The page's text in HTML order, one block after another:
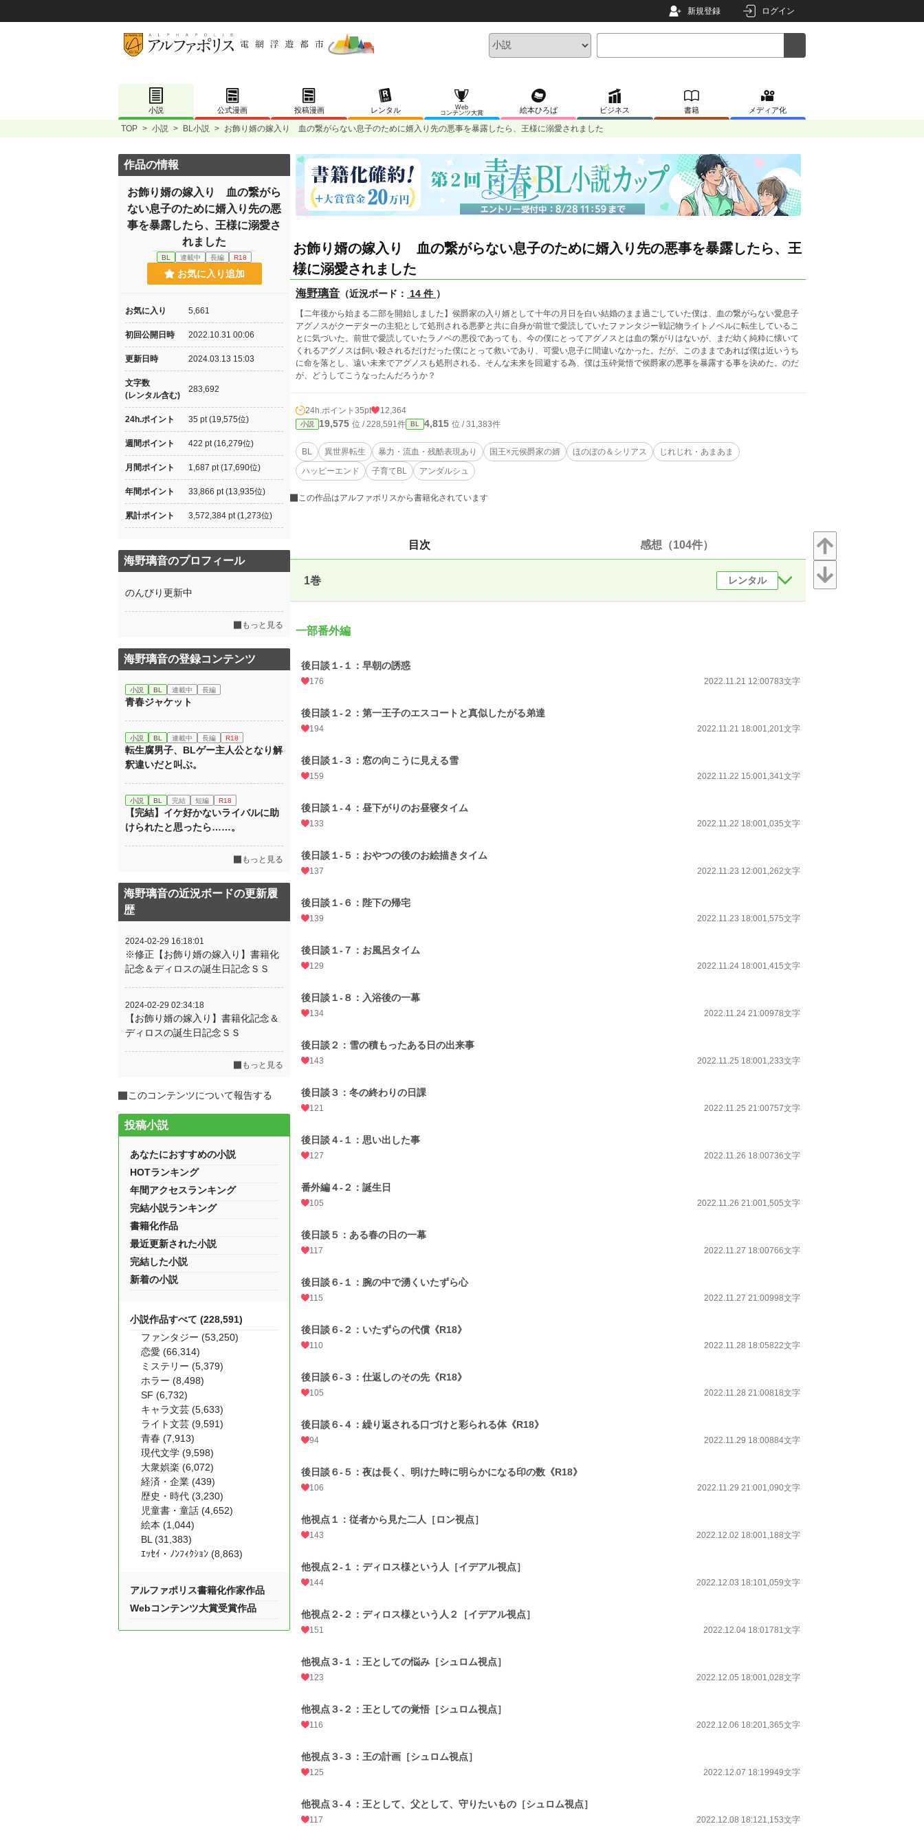
新規登録 ログイン
小説 公式漫画 投稿漫画 レンタル
Web
コンテンツ大賞
絵本ひろば ビジネス 書籍 メディア化
TOP > 小説 > BL小説 > お飾り婿の嫁入り 血の繋がらない息子のために婿入り先の悪事を暴露したら、王様に溺愛されました
お飾り婿の嫁入り 血の繋がらない息子のために婿入り先の悪事を暴露したら、王
様に溺愛されました
海野璃音 （近況ボード： 14 件 ）
【二年後から始まる二部を開始しました】侯爵家の入り婿として十年の月日を白い結婚のまま過ごしていた僕は、血の繋がらない愛息子
アグノスがクーデターの主犯として処刑される悪夢と共に自身が前世で愛読していたファンタジー戦記物ライトノベルに転生しているこ
とに気づいた。前世で愛読していたラノベの悪役であっても、今の僕にとってアグノスとは血の繋がりはないが、まだ幼く純粋に懐いて
くれるアグノスは飼い殺されるだけだった僕にとって救いであり、可愛い息子に間違いなかった。だが、このままであれば僕は近いうち
に命を落とし、遠い未来でアグノスも処刑される。そんな未来を回避する為、僕は玉砕覚悟で侯爵家の悪事を暴露する事を決めた。のだ
が、どうしてこうなったんだろうか？
24h.ポイント 35pt 12,364
小説 19,575 位 / 228,591件 BL 4,815 位 / 31,383件
BL 異世界転生 暴力・流血・残酷表現あり 国王×元侯爵家の婿 ほのぼの＆シリアス
じれじれ・あまあま
ハッピーエンド
子育てBL アンダルシュ
この作品はアルファポリスから書籍化されています
目次 感想（104件）
1巻 レンタル
一部番外編
後日談１-１：早朝の誘惑
176 2022.11.21 12:00783文字
後日談１-２：第一王子のエスコートと真似したがる弟達
194 2022.11.21 18:001,201文字
後日談１-３：窓の向こうに見える雪
159 2022.11.22 15:001,341文字
後日談１-４：昼下がりのお昼寝タイム
133 2022.11.22 18:001,035文字
後日談１-５：おやつの後のお絵描きタイム
137 2022.11.23 12:001,262文字
後日談１-６：陛下の帰宅
139 2022.11.23 18:001,575文字
後日談１-７：お風呂タイム
129 2022.11.24 18:001,415文字
後日談１-８：入浴後の一幕
134 2022.11.24 21:00978文字
後日談２：雪の積もったある日の出来事
143 2022.11.25 18:001,233文字
後日談３：冬の終わりの日課
121 2022.11.25 21:00757文字
後日談４-１：思い出した事
127 2022.11.26 18:00736文字
番外編４-２：誕生日
105 2022.11.26 21:001,505文字
後日談５：ある春の日の一幕
117 2022.11.27 18:00766文字
後日談６-１：腕の中で湧くいたずら心
115 2022.11.27 21:00998文字
後日談６-２：いたずらの代償《R18》
110 2022.11.28 18:05822文字
後日談６-３：仕返しのその先《R18》
105 2022.11.28 21:00818文字
後日談６-４：繰り返される口づけと彩られる体《R18》
94 2022.11.29 18:00884文字
後日談６-５：夜は長く、明けた時に明らかになる印の数《R18》
106 2022.11.29 21:001,090文字
他視点１：従者から見た二人［ロン視点］
143 2022.12.02 18:001,188文字
他視点２-１：ディロス様という人［イデアル視点］
144 2022.12.03 18:101,059文字
他視点２-２：ディロス様という人２［イデアル視点］
151 2022.12.04 18:01781文字
他視点３-１：王としての悩み［シュロム視点］
123 2022.12.05 18:001,028文字
他視点３-２：王としての覚悟［シュロム視点］
116 2022.12.06 18:201,365文字
他視点３-３：王の計画［シュロム視点］
125 2022.12.07 18:19949文字
他視点３-４：王として、父として、守りたいもの［シュロム視点］
117 2022.12.08 18:121,153文字
作品の情報
お飾り婿の嫁入り 血の繋がら
ない息子のために婿入り先の悪
事を暴露したら、王様に溺愛さ
れました
BL 連載中 長編 R18
お気に入り追加
お気に入り 5,661
初回公開日時 2022.10.31 00:06
更新日時 2024.03.13 15:03
文字数
(レンタル含む)
283,692
24h.ポイント 35 pt (19,575位)
週間ポイント 422 pt (16,279位)
月間ポイント 1,687 pt (17,690位)
年間ポイント 33,866 pt (13,935位)
累計ポイント 3,572,384 pt (1,273位)
海野璃音のプロフィール
のんびり更新中
もっと見る
海野璃音の登録コンテンツ
小説 BL 連載中 長編
青春ジャケット
小説 BL 連載中 長編 R18
転生腐男子、BLゲー主人公となり解
釈違いだと叫ぶ。
小説 BL 完結 短編 R18
【完結】イケ好かないライバルに助
けられたと思ったら……。
もっと見る
海野璃音の近況ボードの更新履
歴
2024-02-29 16:18:01
※修正【お飾り婿の嫁入り】書籍化
記念＆ディロスの誕生日記念ＳＳ
2024-02-29 02:34:18
【お飾り婿の嫁入り】書籍化記念＆
ディロスの誕生日記念ＳＳ
もっと見る
このコンテンツについて報告する
投稿小説
あなたにおすすめの小説
HOTランキング
年間アクセスランキング
完結小説ランキング
書籍化作品
最近更新された小説
完結した小説
新着の小説
小説作品すべて (228,591)
ファンタジー (53,250)
恋愛 (66,314)
ミステリー (5,379)
ホラー (8,498)
SF (6,732)
キャラ文芸 (5,633)
ライト文芸 (9,591)
青春 (7,913)
現代文学 (9,598)
大衆娯楽 (6,072)
経済・企業 (439)
歴史・時代 (3,230)
児童書・童話 (4,652)
絵本 (1,044)
BL (31,383)
ｴｯｾｲ・ﾉﾝﾌｨｸｼｮﾝ (8,863)
アルファポリス書籍化作家作品
Webコンテンツ大賞受賞作品